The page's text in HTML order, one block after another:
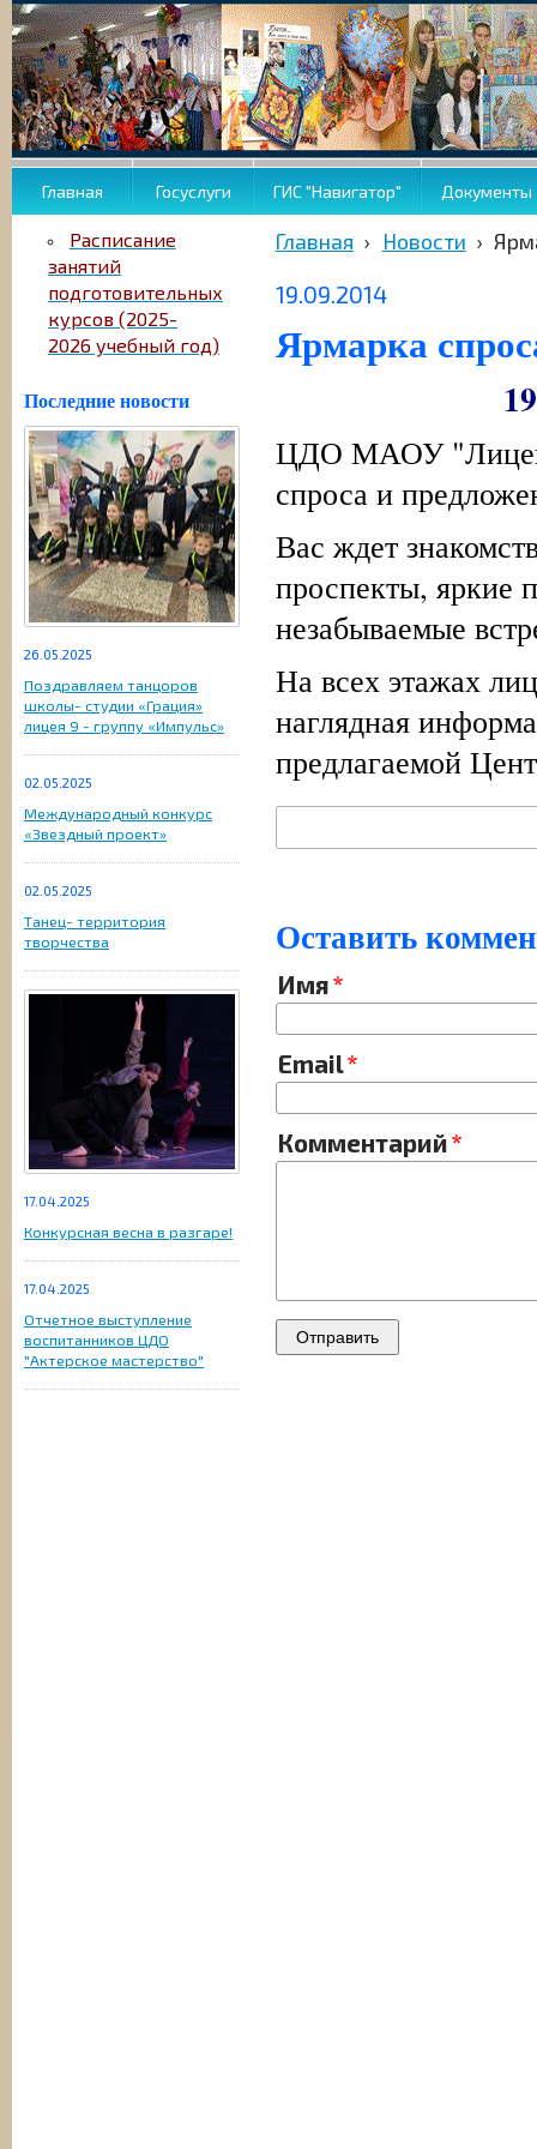
Главная Госуслуги ГИС "Навигатор" Документы
Расписание
занятий
подготовительных
курсов (2025-
2026 учебный год)
Последние новости
26.05.2025
Поздравляем танцоров
школы- студии «Грация»
лицея 9 - группу «Импульс»
02.05.2025
Международный конкурс
«Звездный проект»
02.05.2025
Танец- территория
творчества
17.04.2025
Конкурсная весна в разгаре!
17.04.2025
Отчетное выступление
воспитанников ЦДО
"Актерское мастерство"
Главная › Новости ›
19.09.2014
Ярмарка
ЦДО МАОУ
спроса и
Вас ждет
проспекты, яркие
незабываемые
На всех этажах
наглядная
предлагаемой
Оставить
Имя
Email
Комментарий